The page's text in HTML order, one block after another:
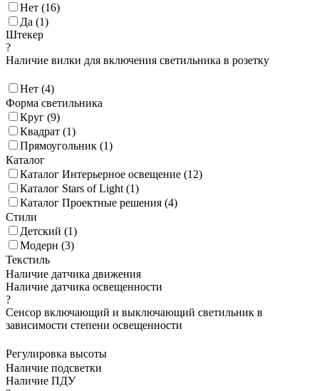
Нет (16)
Да (1)
Штекер
?
Наличие вилки для включения светильника в розетку
Нет (4)
Форма светильника
Круг (9)
Квадрат (1)
Прямоугольник (1)
Каталог
Каталог Интерьерное освещение (12)
Каталог Stars of Light (1)
Каталог Проектные решения (4)
Стили
Детский (1)
Модерн (3)
Текстиль
Наличие датчика движения
Наличие датчика освещенности
?
Сенсор включающий и выключающий светильник в
зависимости степени освещенности
Регулировка высоты
Наличие подсветки
Наличие ПДУ